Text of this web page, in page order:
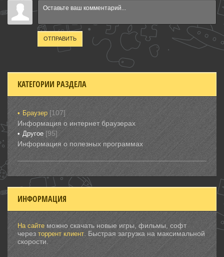
ОТПРАВИТЬ
КАТЕГОРИИ РАЗДЕЛА
Браузер [107]
Информация о интернет браузерах
Другое [95]
Информация о полезных программах
ИНФОРМАЦИЯ
На сайте можно скачать новые игры, фильмы, софт
через торрент клиент . Быстрая загрузка на максимальной
скорости.